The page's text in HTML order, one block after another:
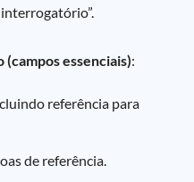
essenciais):
referência para
de referência.